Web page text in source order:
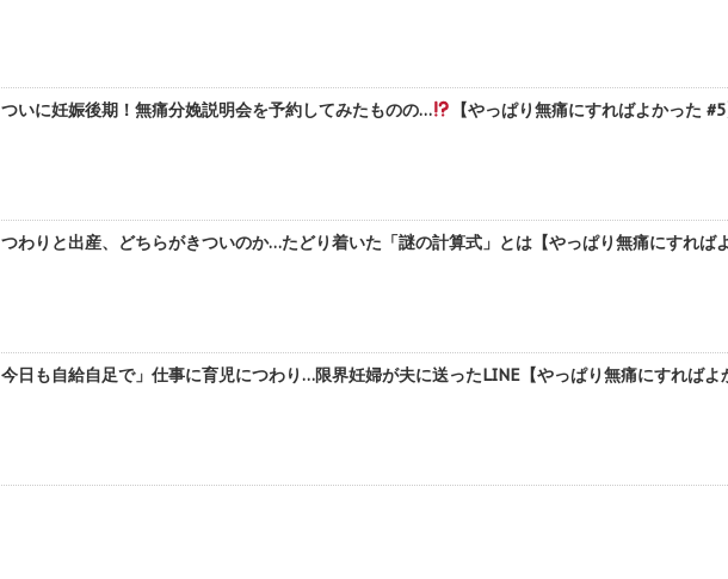
ついに妊娠後期！無痛分娩説明会を予約してみたものの… 【やっぱり無痛にすればよかった
つわりと出産、どちらがきついのか…たどり着いた「謎の計算式」とは【やっぱり無痛にすれば
今日も自給自足で」仕事に育児につわり…限界妊婦が夫に送ったLINE【やっぱり無痛にすれば